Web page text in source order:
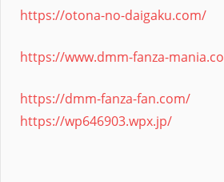
https://otona-no-daigaku.com/
https://www.dmm-fanza-
https://dmm-fanza-fan.com/
https://wp646903.wpx.jp/